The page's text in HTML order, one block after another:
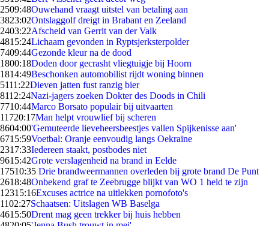
2509:48Ouwehand vraagt uitstel van betaling aan
3823:02Ontslaggolf dreigt in Brabant en Zeeland
2403:22Afscheid van Gerrit van der Valk
4815:24Lichaam gevonden in Ryptsjerksterpolder
7409:44Gezonde kleur na de dood
1800:18Doden door gecrasht vliegtuigje bij Hoorn
1814:49Beschonken automobilist rijdt woning binnen
5111:22Dieven jatten fust ranzig bier
8112:24Nazi-jagers zoeken Dokter des Doods in Chili
7710:44Marco Borsato populair bij uitvaarten
11720:17Man helpt vrouwlief bij scheren
8604:00'Gemuteerde lieveheersbeestjes vallen Spijkenisse aan'
6715:59Voetbal: Oranje eenvoudig langs Oekraïne
2317:33Iedereen staakt, postbodes niet
9615:42Grote verslagenheid na brand in Eelde
17510:35 Drie brandweermannen overleden bij grote brand De Punt
2618:48Onbekend graf te Zeebrugge blijkt van WO 1 held te zijn
12315:16Excuses actrice na uitlekken pornofoto's
1102:27Schaatsen: Uitslagen WB Baselga
4615:50Drent mag geen trekker bij huis hebben